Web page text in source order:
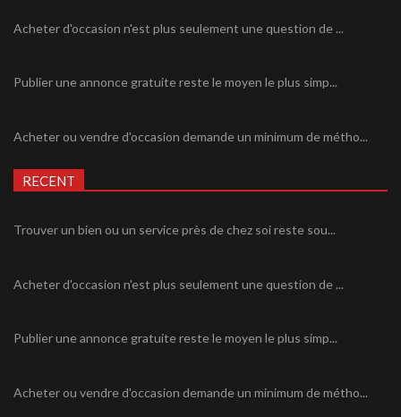
Acheter d'occasion n'est plus seulement une question de ...
Publier une annonce gratuite reste le moyen le plus simp...
Acheter ou vendre d'occasion demande un minimum de métho...
RECENT
Trouver un bien ou un service près de chez soi reste sou...
Acheter d'occasion n'est plus seulement une question de ...
Publier une annonce gratuite reste le moyen le plus simp...
Acheter ou vendre d'occasion demande un minimum de métho...